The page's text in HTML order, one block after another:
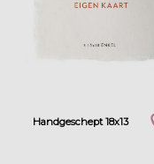
Handgeschept 18x13